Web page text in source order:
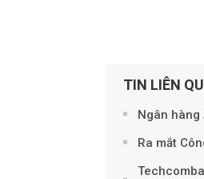
TIN LIÊN
Ngân hàng
Ra mắt